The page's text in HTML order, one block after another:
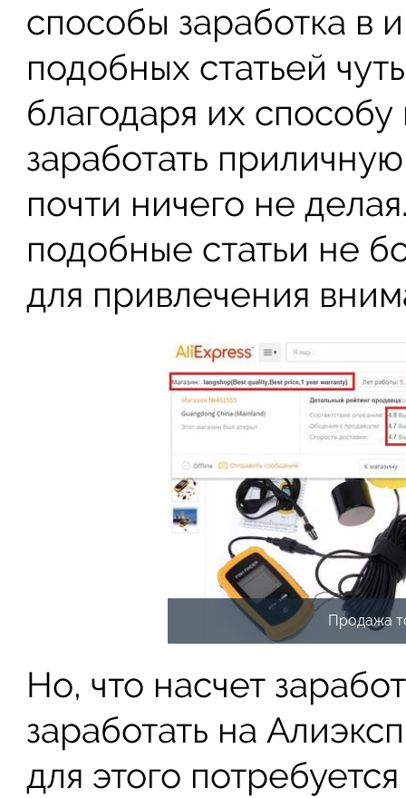
способы заработка в
подобных статьей
благодаря их
заработать
почти ничего не
подобные статьи не
для привлечения
Продажа
Но, что насчет
заработать на
для этого